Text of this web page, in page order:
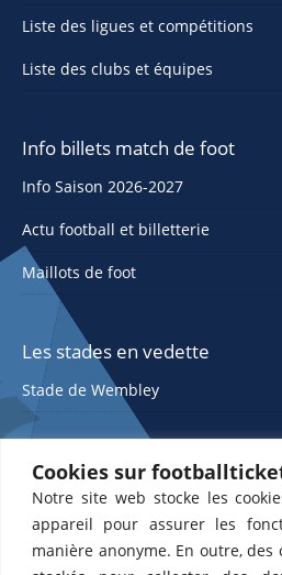
Cookies sur
Notre site web stocke les
appareil pour assurer les
manière anonyme. En outre, des
Liste des ligues et compétitions
Liste des clubs et équipes
Info billets match de foot
Info Saison 2026-2027
Actu football et billetterie
Maillots de foot
Les stades en vedette
Stade de Wembley